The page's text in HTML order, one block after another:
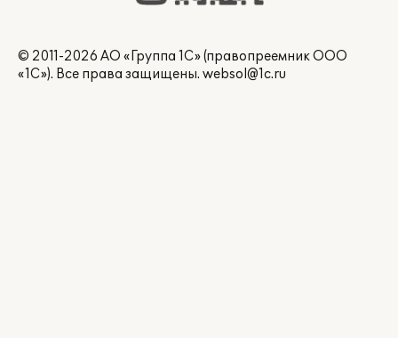
© 2011-2026 АО «Группа 1С» (правопреемник ООО
«1С»). Все права защищены. websol@1c.ru